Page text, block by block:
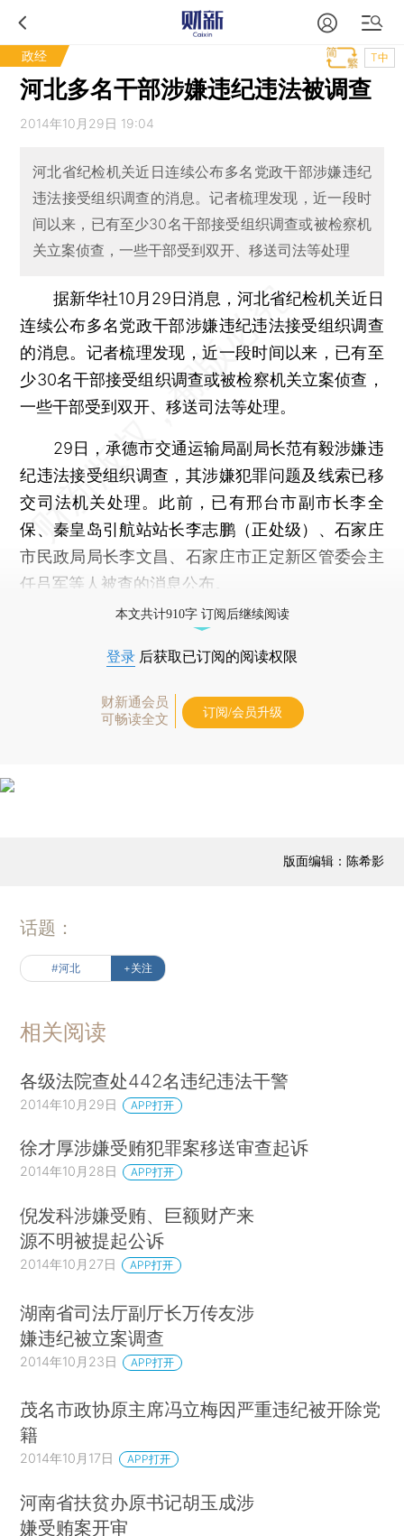
政经 T中
河北多名干部涉嫌违纪违法被调查
2014年10月29日 19:04
河北省纪检机关近日连续公布多名党政干部涉嫌违纪
违法接受组织调查的消息。记者梳理发现，近一段时
间以来，已有至少30名干部接受组织调查或被检察机
关立案侦查，一些干部受到双开、移送司法等处理
据新华社10月29日消息，河北省纪检机关近日
连续公布多名党政干部涉嫌违纪违法接受组织调查
的消息。记者梳理发现，近一段时间以来，已有至
少30名干部接受组织调查或被检察机关立案侦查，
一些干部受到双开、移送司法等处理。
29日，承德市交通运输局副局长范有毅涉嫌违
纪违法接受组织调查，其涉嫌犯罪问题及线索已移
交司法机关处理。此前，已有邢台市副市长李全
保、秦皇岛引航站站长李志鹏（正处级）、石家庄
市民政局局长李文昌、石家庄市正定新区管委会主
任吕军等人被查的消息公布。
本文共计910字 订阅后继续阅读
登录 后获取已订阅的阅读权限
财新通会员
可畅读全文
订阅/会员升级
版面编辑：陈希影
话题：
#河北 +关注
相关阅读
各级法院查处442名违纪违法干警
2014年10月29日 APP打开
徐才厚涉嫌受贿犯罪案移送审查起诉
2014年10月28日 APP打开
倪发科涉嫌受贿、巨额财产来
源不明被提起公诉
2014年10月27日 APP打开
湖南省司法厅副厅长万传友涉
嫌违纪被立案调查
2014年10月23日 APP打开
茂名市政协原主席冯立梅因严重违纪被开除党
籍
2014年10月17日 APP打开
河南省扶贫办原书记胡玉成涉
嫌受贿案开审